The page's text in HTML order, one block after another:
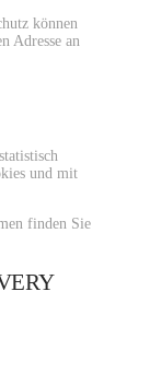
können
Adresse an
und mit
finden Sie